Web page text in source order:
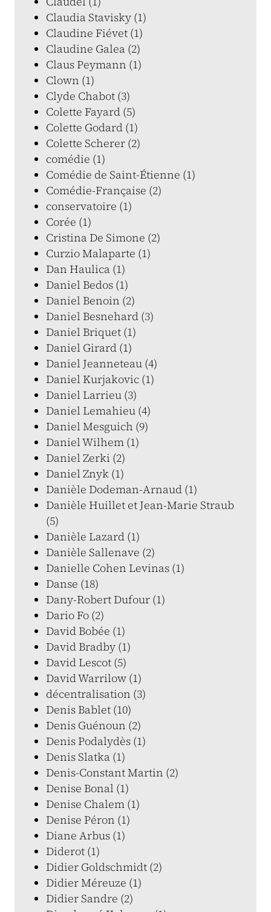
Claudia Stavisky (1)
Claudine Fiévet (1)
Claudine Galea (2)
Claus Peymann (1)
Clown (1)
Clyde Chabot (3)
Colette Fayard (5)
Colette Godard (1)
Colette Scherer (2)
comédie (1)
Comédie de Saint-Étienne (1)
Comédie-Française (2)
conservatoire (1)
Corée (1)
Cristina De Simone (2)
Curzio Malaparte (1)
Dan Haulica (1)
Daniel Bedos (1)
Daniel Benoin (2)
Daniel Besnehard (3)
Daniel Briquet (1)
Daniel Girard (1)
Daniel Jeanneteau (4)
Daniel Kurjakovic (1)
Daniel Larrieu (3)
Daniel Lemahieu (4)
Daniel Mesguich (9)
Daniel Wilhem (1)
Daniel Zerki (2)
Daniel Znyk (1)
Danièle Dodeman-Arnaud (1)
Danièle Huillet et Jean-Marie Straub
(5)
Danièle Lazard (1)
Danièle Sallenave (2)
Danielle Cohen Levinas (1)
Danse (18)
Dany-Robert Dufour (1)
Dario Fo (2)
David Bobée (1)
David Bradby (1)
David Lescot (5)
David Warrilow (1)
décentralisation (3)
Denis Bablet (10)
Denis Guénoun (2)
Denis Podalydès (1)
Denis Slatka (1)
Denis-Constant Martin (2)
Denise Bonal (1)
Denise Chalem (1)
Denise Péron (1)
Diane Arbus (1)
Diderot (1)
Didier Goldschmidt (2)
Didier Méreuze (1)
Didier Sandre (2)